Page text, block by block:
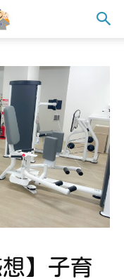
】子育